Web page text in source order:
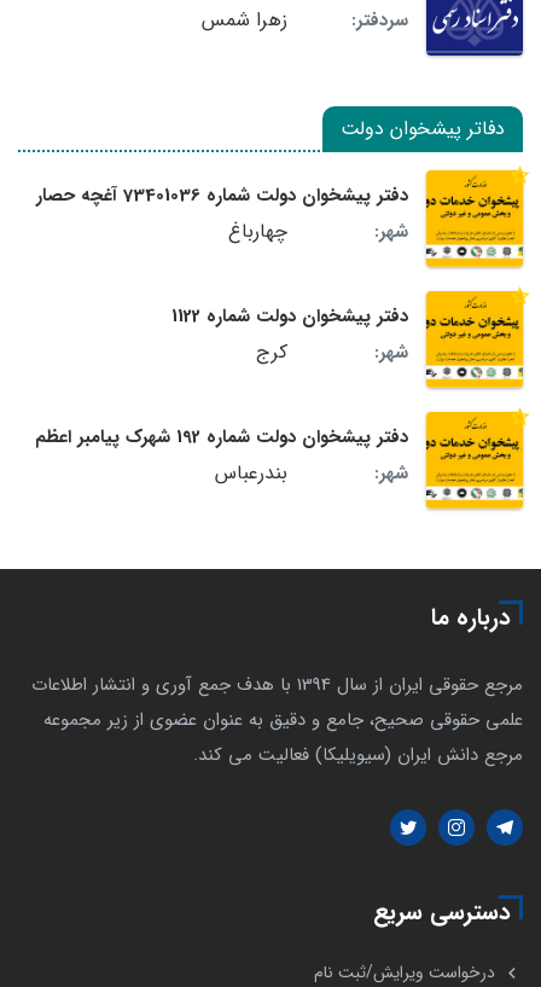
سردفتر:
زهرا شمس
دفاتر پیشخوان دولت
دفتر پیشخوان دولت شماره 73401036 آغچه حصار
شهر:
چهارباغ
دفتر پیشخوان دولت شماره 1122
شهر:
کرج
دفتر پیشخوان دولت شماره 192 شهرک پیامبر اعظم
شهر:
بندرعباس
درباره ما
مرجع حقوقی ایران از سال 1394 با هدف جمع آوری و انتشار اطلاعات
علمی حقوقی صحیح، جامع و دقیق به عنوان عضوی از زیر مجموعه
مرجع دانش ایران (سیویلیکا) فعالیت می کند.
دسترسی سریع
درخواست ویرایش/ثبت نام